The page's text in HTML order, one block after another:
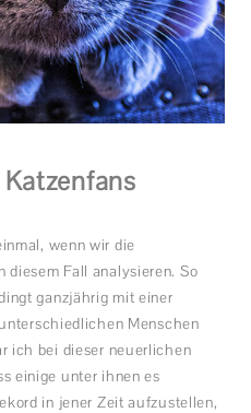
wenn wir die
Fall analysieren. So
ganzjährig mit einer
Menschen
ich bei dieser neuerlichen
einige unter ihnen es
in jener Zeit aufzustellen,